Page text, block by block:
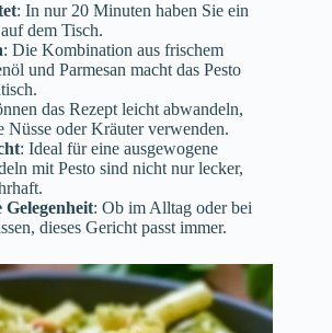
: In nur 20 Minuten haben Sie ein
dem Tisch.
: Die Kombination aus frischem
und Parmesan macht das Pesto
das Rezept leicht abwandeln,
Nüsse oder Kräuter verwenden.
: Ideal für eine ausgewogene
mit Pesto sind nicht nur lecker,
: Ob im Alltag oder bei
dieses Gericht passt immer.